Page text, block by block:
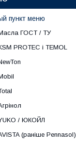
пункт меню
ГОСТ / ТУ
PROTEC і TEMOL
/ ЮКОЙЛ
(раніше Pennasol)